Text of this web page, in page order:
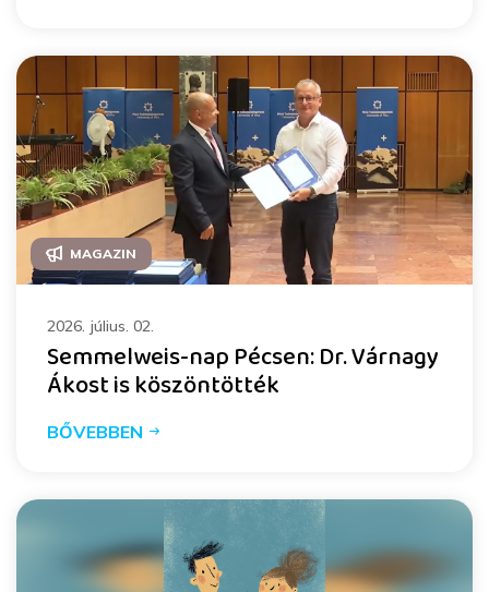
MAGAZIN
2026. július. 02.
Semmelweis-nap Pécsen: Dr. Várnagy
Ákost is köszöntötték
BŐVEBBEN